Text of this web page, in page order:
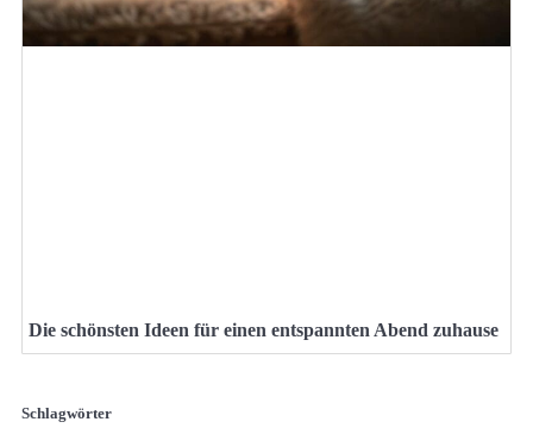
Die schönsten Ideen für einen entspannten Abend zuhause
Schlagwörter